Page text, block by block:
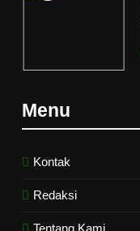
7
Menu
Kontak
Redaksi